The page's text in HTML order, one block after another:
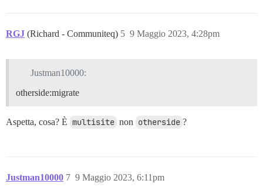
RGJ (Richard - Communiteq) 9 Maggio 2023, 4:28pm
5
Justman10000:
otherside:migrate
Aspetta, cosa? È multisite non otherside ?
Justman10000 9 Maggio 2023, 6:11pm
7